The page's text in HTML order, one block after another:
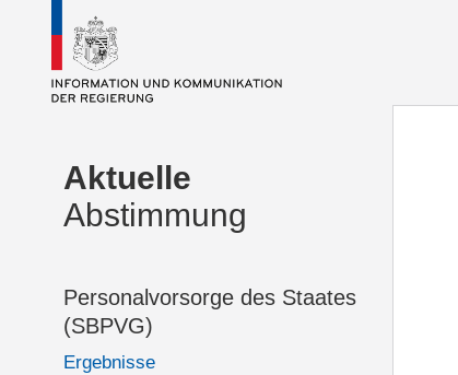
Aktuelle
Abstimmung
Personalvorsorge des Staates
(SBPVG)
Ergebnisse